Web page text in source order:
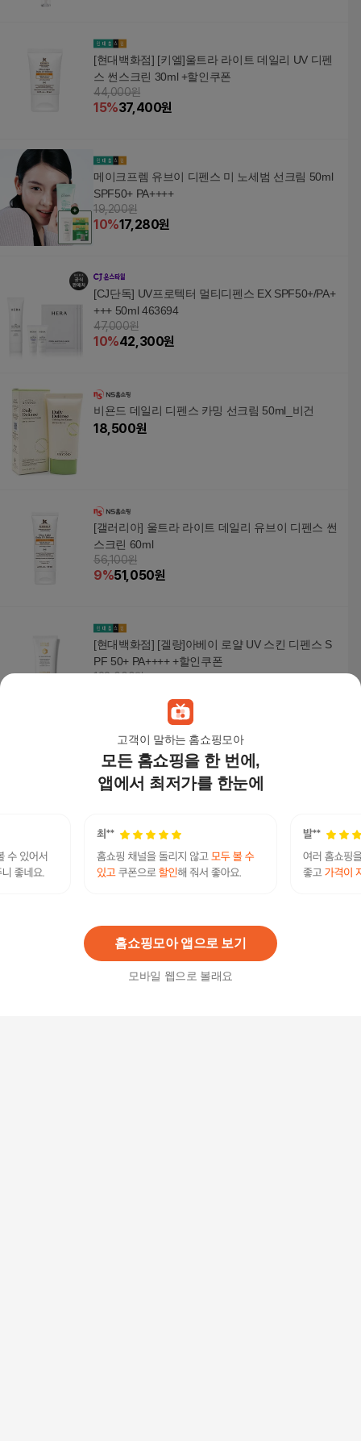
고객이 말하는 홈쇼핑모아
모든 홈쇼핑을 한 번에,
앱에서 최저가를 한눈에
홈쇼핑모아 앱으로 보기
모바일 웹으로 볼래요
[현대백화점] [키엘]울트라 라이트 데일리 UV 디펜
스 썬스크린 30ml +할인쿠폰
44,000원
15%37,400원
메이크프렘 유브이 디펜스 미 노세범 선크림 50ml
SPF50+ PA++++
19,200원
10%17,280원
[CJ단독] UV프로텍터 멀티디펜스 EX SPF50+/PA+
+++ 50ml 463694
47,000원
10%42,300원
비욘드 데일리 디펜스 카밍 선크림 50ml_비건
18,500원
[갤러리아] 울트라 라이트 데일리 유브이 디펜스 썬
스크린 60ml
56,100원
9%51,050원
[현대백화점] [겔랑]아베이 로얄 UV 스킨 디펜스 S
PF 50+ PA++++ +할인쿠폰
128,000원
[현대백화점] [에스티로더]NEW퍼펙셔니스트 프로
다이나믹 디펜스 UV 밀크 SPF50+ / PA++++ +할인
쿠폰
93,000원
디펜스클린 KF94 100매